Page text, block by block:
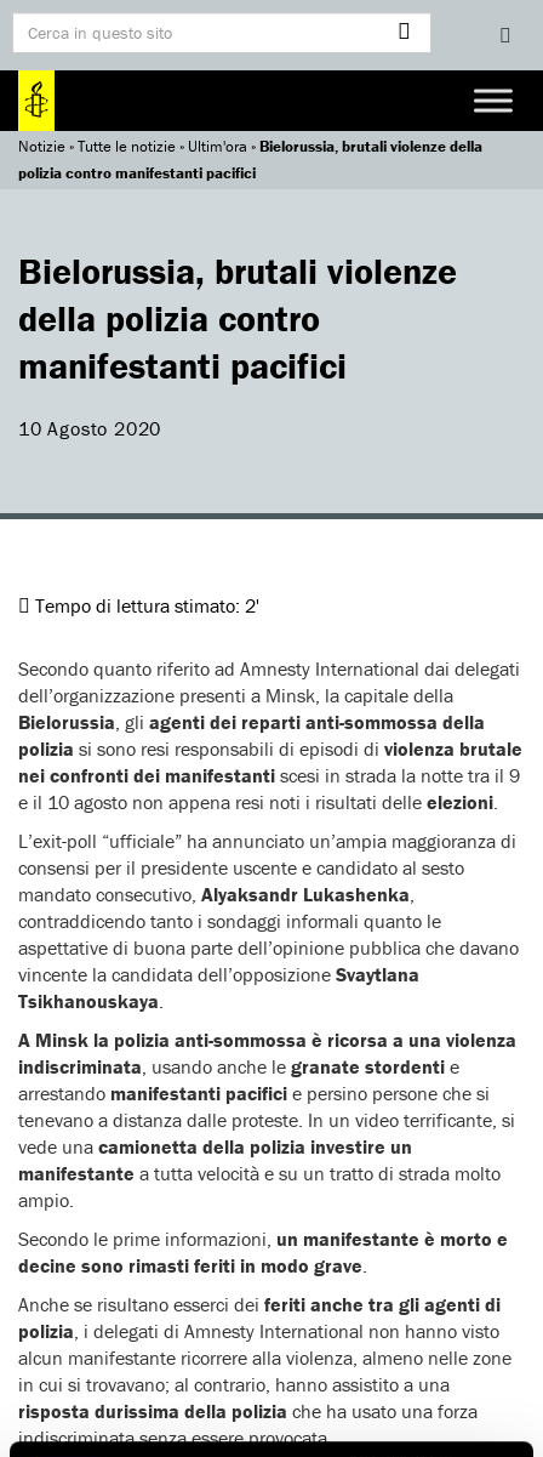
Notizie»Tutte le notizie» Ultim'ora »Bielorussia, brutali violenze della
polizia contro manifestanti pacifici
Bielorussia, brutali violenze
della polizia contro
manifestanti pacifici
10 Agosto 2020
Tempo di lettura stimato: 2'
Secondo quanto riferito ad Amnesty International dai delegati
dell’organizzazione presenti a Minsk, la capitale della
Bielorussia, gli agenti dei reparti anti-sommossa della
polizia si sono resi responsabili di episodi di violenza brutale
nei confronti dei manifestanti scesi in strada la notte tra il 9
e il 10 agosto non appena resi noti i risultati delle elezioni.
L’exit-poll “ufficiale” ha annunciato un’ampia maggioranza di
consensi per il presidente uscente e candidato al sesto
mandato consecutivo, Alyaksandr Lukashenka,
contraddicendo tanto i sondaggi informali quanto le
aspettative di buona parte dell’opinione pubblica che davano
vincente la candidata dell’opposizione Svaytlana
Tsikhanouskaya.
A Minsk la polizia anti-sommossa è ricorsa a una violenza
indiscriminata, usando anche le granate stordenti e
arrestando manifestanti pacifici e persino persone che si
tenevano a distanza dalle proteste. In un video terrificante, si
vede una camionetta della polizia investire un
manifestante a tutta velocità e su un tratto di strada molto
ampio.
Secondo le prime informazioni, un manifestante è morto e
decine sono rimasti feriti in modo grave.
Anche se risultano esserci dei feriti anche tra gli agenti di
polizia, i delegati di Amnesty International non hanno visto
alcun manifestante ricorrere alla violenza, almeno nelle zone
in cui si trovavano; al contrario, hanno assistito a una
risposta durissima della polizia che ha usato una forza
indiscriminata senza essere provocata.